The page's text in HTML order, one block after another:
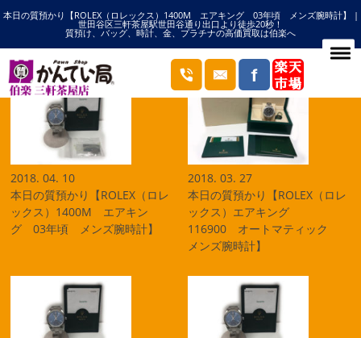
本日の質預かり【ROLEX（ロレックス）1400M エアキング 03年頃 メンズ腕時計】 |
世田谷区三軒茶屋駅世田谷通り出口より徒歩20秒！
質預け、バッグ、時計、金、プラチナの高価買取は伯楽へ
HOME エアキングの記事一覧
ブログ
2018. 04. 10
本日の質預かり【ROLEX（ロレ
ックス）1400M エアキン
グ 03年頃 メンズ腕時計】
2018. 03. 27
本日の質預かり【ROLEX（ロレ
ックス）エアキング
116900 オートマティック
メンズ腕時計】